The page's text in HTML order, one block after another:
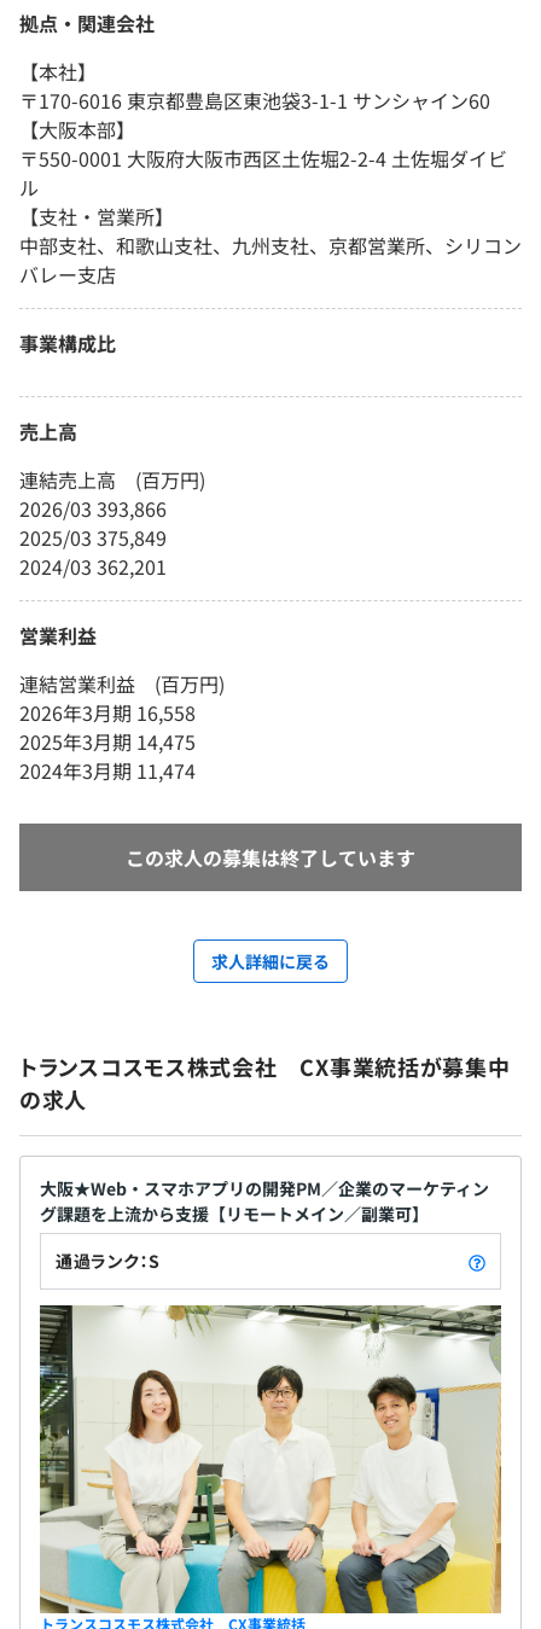
拠点・関連会社
【本社】
〒170-6016 東京都豊島区東池袋3-1-1 サンシャイン60
【大阪本部】
〒550-0001 大阪府大阪市西区土佐堀2-2-4 土佐堀ダイビ
ル
【支社・営業所】
中部支社、和歌山支社、九州支社、京都営業所、シリコン
バレー支店
事業構成比
売上高
連結売上高 (百万円)
2026/03 393,866
2025/03 375,849
2024/03 362,201
営業利益
連結営業利益 (百万円)
2026年3月期 16,558
2025年3月期 14,475
2024年3月期 11,474
この求人の募集は終了しています
求人詳細に戻る
トランスコスモス株式会社 CX事業統括が募集中
の求人
大阪★Web・スマホアプリの開発PM／企業のマーケティン
グ課題を上流から支援【リモートメイン／副業可】
通過ランク：S
トランスコスモス株式会社 CX事業統括